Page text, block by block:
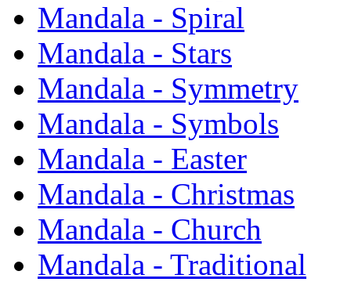
Mandala - Spiral
Mandala - Stars
Mandala - Symmetry
Mandala - Symbols
Mandala - Easter
Mandala - Christmas
Mandala - Church
Mandala - Traditional